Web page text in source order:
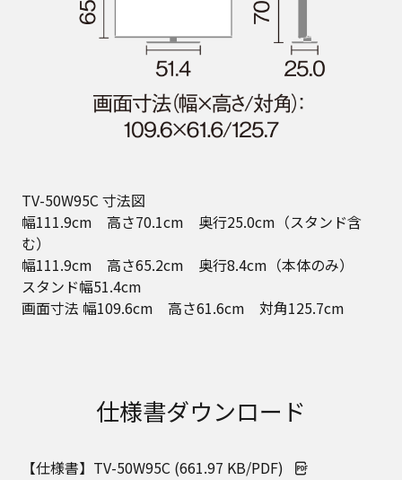
TV-50W95C 寸法図
幅111.9cm 高さ70.1cm 奥行25.0cm（スタンド含
む）
幅111.9cm 高さ65.2cm 奥行8.4cm（本体のみ）
スタンド幅51.4cm
画面寸法 幅109.6cm 高さ61.6cm 対角125.7cm
仕様書ダウンロード
【仕様書】TV-50W95C (661.97 KB/PDF)